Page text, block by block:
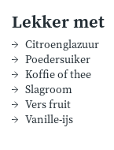
Lekker met
Citroenglazuur
Poedersuiker
Koffie of thee
Slagroom
Vers fruit
Vanille-ijs